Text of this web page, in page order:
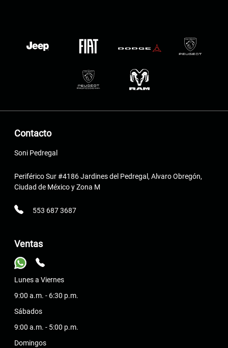
Contacto
Soni Pedregal
Periférico Sur #4186 Jardines del Pedregal, Alvaro Obregón,
Ciudad de México y Zona M
553 687 3687
Ventas
Lunes a Viernes
9:00 a.m. - 6:30 p.m.
Sábados
9:00 a.m. - 5:00 p.m.
Domingos